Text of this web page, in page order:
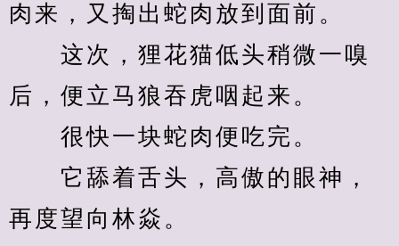
肉来，又掏出蛇肉放到面前。
这次，狸花猫低头稍微一嗅
后，便立马狼吞虎咽起来。
很快一块蛇肉便吃完。
它舔着舌头，高傲的眼神，
再度望向林焱。